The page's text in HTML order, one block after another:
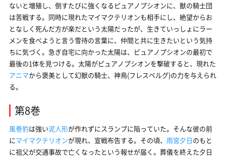
ないと増殖し、倒すたびに強くなるピュアノプシオンに、獣の騎士団
は苦戦する。同時に現れたマイマクテリオンも相手にし、絶望からお
となしく死んだ方が楽だという太陽だったが、生きていっしょにラー
メンを食べようと言う雪待の言葉に、仲間と共に生きたいという気持
ちに気づく。急ぎ自宅に向かった太陽は、ピュアノプシオンの最初で
最後の1体を見つける。太陽がピュアノプシオンを撃破すると、現れた
アニマから褒美として幻獣の騎士、神鳥(フレスベルグ)の力を与えられ
る。
第8巻
風巻豹は強い泥人形が作れずにスランプに陥っていた。そんな彼の前
にマイマクテリオンが現れ、宣戦布告する。その頃、 雨宮夕日のもと
に祖父が交通事故で亡くなったという報せが届く。葬儀を終えた夕日